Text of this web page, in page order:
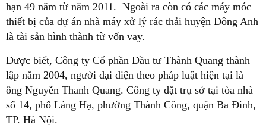
hạn 49 năm từ năm 2011. Ngoài ra còn có các máy móc
thiết bị của dự án nhà máy xử lý rác thải huyện Đông Anh
là tài sản hình thành từ vốn vay.
Được biết, Công ty Cổ phần Đầu tư Thành Quang thành
lập năm 2004, người đại diện theo pháp luật hiện tại là
ông Nguyễn Thanh Quang. Công ty đặt trụ sở tại tòa nhà
số 14, phố Láng Hạ, phường Thành Công, quận Ba Đình,
TP. Hà Nội.